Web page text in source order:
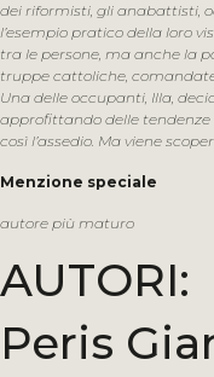
dei riformisti, gli anabattisti,
l’esempio pratico della loro
tra le persone, ma anche la
truppe cattoliche,
Una delle occupanti, Illa,
approfittando delle
così l’assedio. Ma viene
Menzione speciale
autore più maturo
AUTORI:
Peris